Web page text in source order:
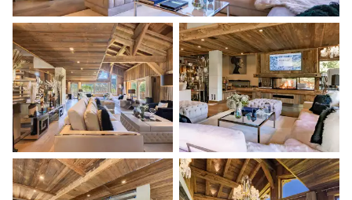
bain
Chambre double 2
Vue sur le jardin Climatisation
Lit double inséparable
180x200
Smart TV
Terrasse